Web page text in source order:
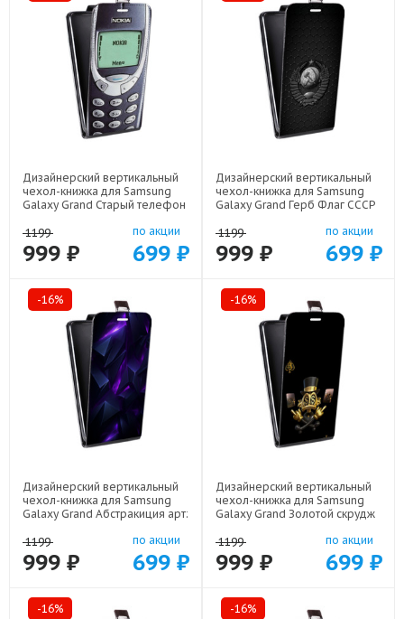
Дизайнерский вертикальный
чехол-книжка для Samsung
Galaxy Grand Старый телефон
1199
999 ₽
по акции
699 ₽
Дизайнерский вертикальный
чехол-книжка для Samsung
Galaxy Grand Герб Флаг СССР
1199
999 ₽
по акции
699 ₽
-16%
Дизайнерский вертикальный
чехол-книжка для Samsung
Galaxy Grand Абстракиция арт:
1199
999 ₽
по акции
699 ₽
-16%
Дизайнерский вертикальный
чехол-книжка для Samsung
Galaxy Grand Золотой скрудж
1199
999 ₽
по акции
699 ₽
-16% -16%